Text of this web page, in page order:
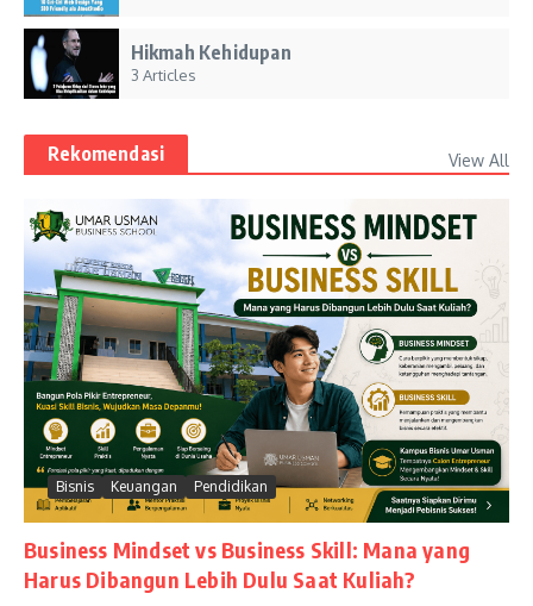
Hikmah Kehidupan
3 Articles
Rekomendasi View All
Bisnis Keuangan Pendidikan
Business Mindset vs Business Skill: Mana yang
Harus Dibangun Lebih Dulu Saat Kuliah?